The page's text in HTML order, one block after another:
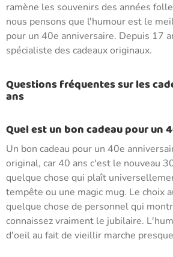
ramène les souvenirs des années
nous pensons que l'humour est le
pour un 40e anniversaire. Depuis 17
spécialiste des cadeaux originaux.
Questions fréquentes sur les
ans
Quel est un bon cadeau pour un
Un bon cadeau pour un 40e
original, car 40 ans c'est le nouveau
quelque chose qui plaît
tempête ou une magic mug. Le choix
quelque chose de personnel qui
connaissez vraiment le jubilaire.
d'oeil au fait de vieillir marche